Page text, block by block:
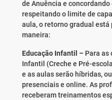
de Anuência e
respeitando o limite de
aula, o retorno gradual
maneira:
Educação Infantil – Para as
Infantil (Creche e Pré-
e as aulas serão híbridas,
presenciais e online. As
receberam treinamentos